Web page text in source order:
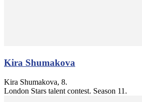
Kira Shumakova
Kira Shumakova, 8.
London Stars talent contest. Season 11.